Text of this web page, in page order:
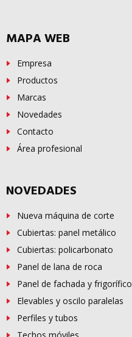
MAPA WEB
Empresa
Productos
Marcas
Novedades
Contacto
Área profesional
NOVEDADES
Nueva máquina de corte
Cubiertas: panel metálico
Cubiertas: policarbonato
Panel de lana de roca
Panel de fachada y frigorífico
Elevables y oscilo paralelas
Perfiles y tubos